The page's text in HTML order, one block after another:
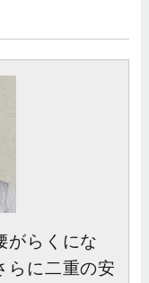
がらくにな
らに二重の安